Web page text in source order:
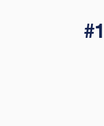
#1